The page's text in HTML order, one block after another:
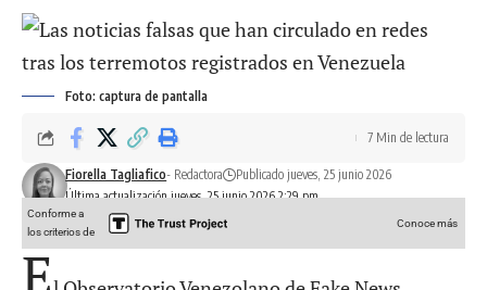
Foto: captura de pantalla
Última actualización jueves, 25 junio 2026 2:29 pm
Fiorella Tagliafico- Redactora Publicado jueves, 25 junio 2026
7 Min de lectura
Conforme a
los criterios de
Conoce más
E